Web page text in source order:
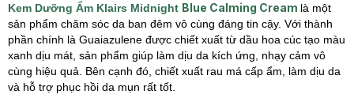
Kem Dưỡng Ẩm Klairs Midnight Blue Calming Cream là một
sản phẩm chăm sóc da ban đêm vô cùng đáng tin cậy. Với thành
phần chính là Guaiazulene được chiết xuất từ dầu hoa cúc tạo màu
xanh dịu mát, sản phẩm giúp làm dịu da kích ứng, nhạy cảm vô
cùng hiệu quả. Bên cạnh đó, chiết xuất rau má cấp ẩm, làm dịu da
và hỗ trợ phục hồi da mụn rất tốt.